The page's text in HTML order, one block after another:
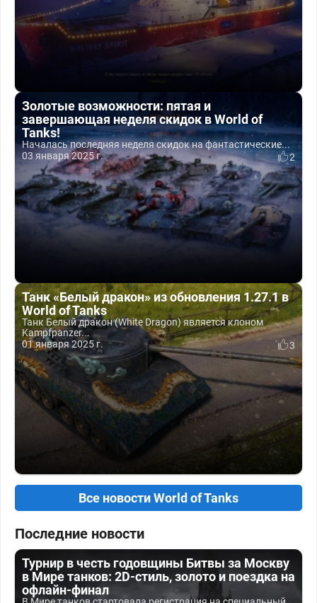
Золотые возможности: пятая и
завершающая неделя скидок в World of
Tanks!
Началась последняя неделя скидок на фантастические...
03 января 2025 г.
2
Танк «Белый дракон» из обновления 1.27.1 в
World of Tanks
Танк Белый дракон (White Dragon) является клоном
Kampfpanzer...
01 января 2025 г.
3
Все новости World of Tanks
Последние новости
Турнир в честь годовщины Битвы за Москву
в Мире танков: 2D-стиль, золото и поездка на
офлайн-финал